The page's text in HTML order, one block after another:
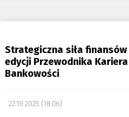
Strategiczna siła
edycji Przewodnika
Bankowości
22.10.2025 (18:06)